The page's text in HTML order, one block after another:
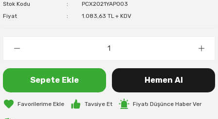
Stok Kodu
PCX2021YAP003
Fiyat
1.083,63 TL + KDV
Sepete Ekle Hemen Al
Tavsiye Et Fiyatı Düşünce Haber Ver